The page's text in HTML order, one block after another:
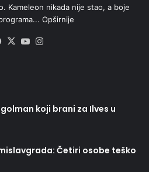
Kameleon nikada nije stao, a boje
Opširnije
Facebook
X YouTube
koji brani za Ilves u
Četiri osobe teško